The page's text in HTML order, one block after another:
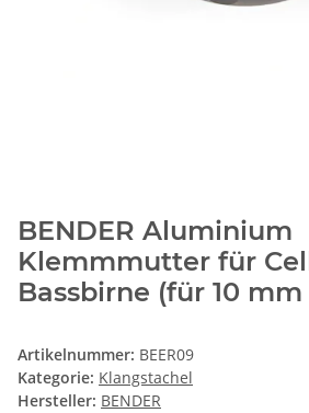
BENDER Aluminium
Klemmmutter für
Bassbirne (für 10
Artikelnummer: BEER09
Kategorie: Klangstachel
Hersteller: BENDER